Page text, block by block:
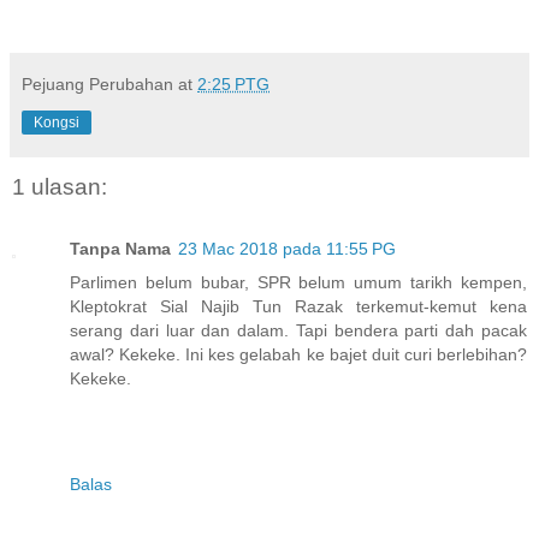
Pejuang Perubahan at 2:25 PTG
Kongsi
1 ulasan:
Tanpa Nama 23 Mac 2018 pada 11:55 PG
Parlimen belum bubar, SPR belum umum tarikh kempen,
Kleptokrat Sial Najib Tun Razak terkemut-kemut kena
serang dari luar dan dalam. Tapi bendera parti dah pacak
awal? Kekeke. Ini kes gelabah ke bajet duit curi berlebihan?
Kekeke.
Balas